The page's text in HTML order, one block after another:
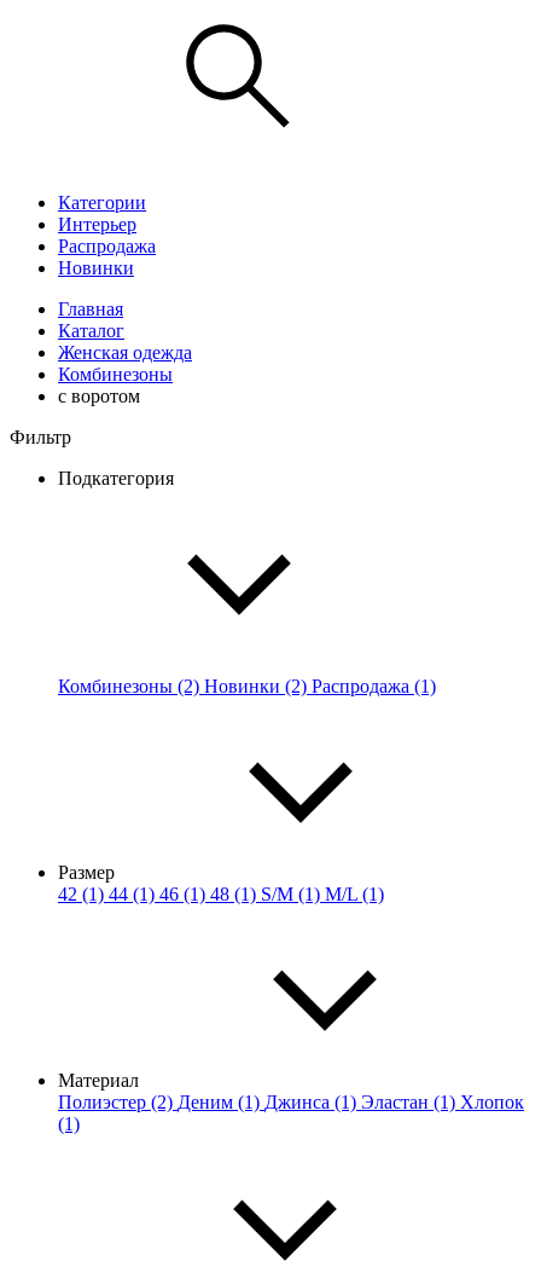
Категории
Интерьер
Распродажа
Новинки
Главная
Каталог
Женская одежда
Комбинезоны
с воротом
Фильтр
Подкатегория
Комбинезоны (2) Новинки (2) Распродажа (1)
Размер
42 (1) 44 (1) 46 (1) 48 (1) S/M (1) M/L (1)
Материал
Полиэстер (2) Деним (1) Джинса (1) Эластан (1) Хлопок
(1)